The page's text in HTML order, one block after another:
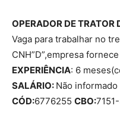
OPERADOR DE TRATOR
Vaga para trabalhar no
CNH”D”,empresa
EXPERIÊNCIA: 6
SALÁRIO: Não
CÓD:6776255 CBO: